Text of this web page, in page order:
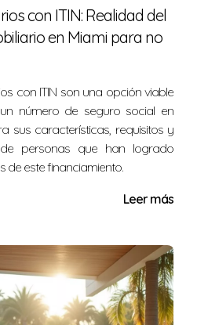
ofrecen becas o subsidios.
al completar el
fiscales, asistencia financiera
al presentar tu
si ya soy propietario?
hacen para actualizar sus
de Dade, donde he visto
transforma vidas. Si tienes
con ITIN: Realidad del
en Miami para no
con ITIN son una opción viable
número de seguro social en
sus características, requisitos y
personas que han logrado
de este financiamiento.
Leer más